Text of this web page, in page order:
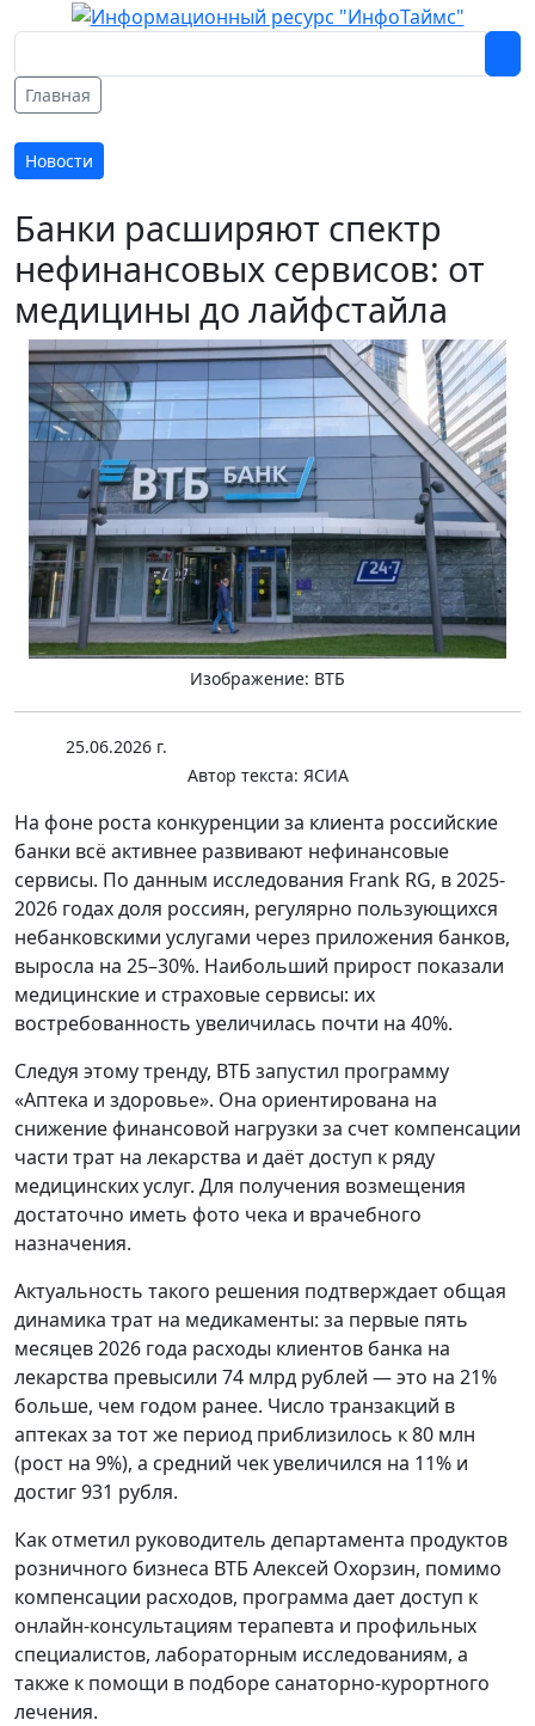
Главная
Новости
Банки расширяют спектр
нефинансовых сервисов: от
медицины до лайфстайла
Изображение: ВТБ
25.06.2026 г.
Автор текста: ЯСИА
На фоне роста конкуренции за клиента российские
банки всё активнее развивают нефинансовые
сервисы. По данным исследования Frank RG, в 2025-
2026 годах доля россиян, регулярно пользующихся
небанковскими услугами через приложения банков,
выросла на 25–30%. Наибольший прирост показали
медицинские и страховые сервисы: их
востребованность увеличилась почти на 40%.
Следуя этому тренду, ВТБ запустил программу
«Аптека и здоровье». Она ориентирована на
снижение финансовой нагрузки за счет компенсации
части трат на лекарства и даёт доступ к ряду
медицинских услуг. Для получения возмещения
достаточно иметь фото чека и врачебного
назначения.
Актуальность такого решения подтверждает общая
динамика трат на медикаменты: за первые пять
месяцев 2026 года расходы клиентов банка на
лекарства превысили 74 млрд рублей — это на 21%
больше, чем годом ранее. Число транзакций в
аптеках за тот же период приблизилось к 80 млн
(рост на 9%), а средний чек увеличился на 11% и
достиг 931 рубля.
Как отметил руководитель департамента продуктов
розничного бизнеса ВТБ Алексей Охорзин, помимо
компенсации расходов, программа дает доступ к
онлайн‑консультациям терапевта и профильных
специалистов, лабораторным исследованиям, а
также к помощи в подборе санаторно‑курортного
лечения.